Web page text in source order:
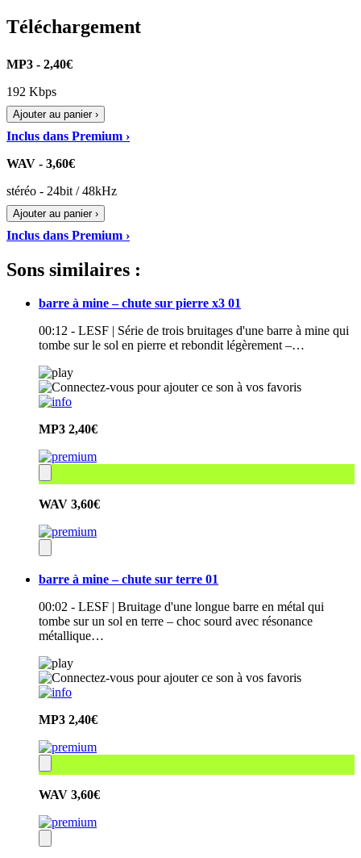
Téléchargement
MP3 - 2,40€
192 Kbps
Ajouter au panier ›
Inclus dans Premium ›
WAV - 3,60€
stéréo - 24bit / 48kHz
Ajouter au panier ›
Inclus dans Premium ›
Sons similaires :
barre à mine – chute sur pierre x3 01
00:12 - LESF | Série de trois bruitages d'une barre à mine qui
tombe sur le sol en pierre et rebondit légèrement –…
MP3 2,40€
WAV 3,60€
barre à mine – chute sur terre 01
00:02 - LESF | Bruitage d'une longue barre en métal qui
tombe sur un sol en terre – choc sourd avec résonance
métallique…
MP3 2,40€
WAV 3,60€